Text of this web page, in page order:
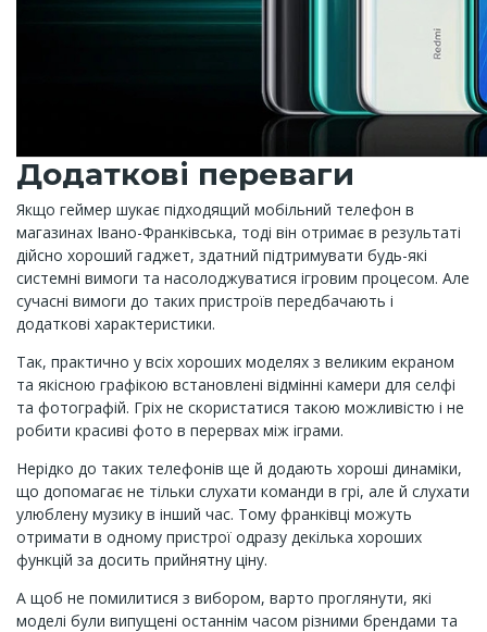
Додаткові переваги
Якщо геймер шукає підходящий мобільний телефон в
магазинах Івано-Франківська, тоді він отримає в результаті
дійсно хороший гаджет, здатний підтримувати будь-які
системні вимоги та насолоджуватися ігровим процесом. Але
сучасні вимоги до таких пристроїв передбачають і
додаткові характеристики.
Так, практично у всіх хороших моделях з великим екраном
та якісною графікою встановлені відмінні камери для селфі
та фотографій. Гріх не скористатися такою можливістю і не
робити красиві фото в перервах між іграми.
Нерідко до таких телефонів ще й додають хороші динаміки,
що допомагає не тільки слухати команди в грі, але й слухати
улюблену музику в інший час. Тому франківці можуть
отримати в одному пристрої одразу декілька хороших
функцій за досить прийнятну ціну.
А щоб не помилитися з вибором, варто проглянути, які
моделі були випущені останнім часом різними брендами та